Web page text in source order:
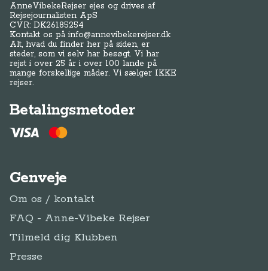
AnneVibekeRejser ejes og drives af
Rejsejournalisten ApS
CVR: DK26185254
Kontakt os påinfo@annevibekerejser.dk
Alt, hvad du finder her på siden, er
steder, som vi selv har besøgt. Vi har
rejst i over 25 år i over 100 lande på
mange forskellige måder. Vi sælger IKKE
rejser.
Betalingsmetoder
Genveje
Om os / kontakt
FAQ - Anne-Vibeke Rejser
Tilmeld dig Klubben
Presse